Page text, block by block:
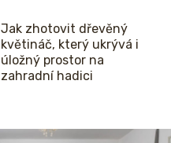
Jak zhotovit dřevěný
květináč, který ukrývá i
úložný prostor na
zahradní hadici